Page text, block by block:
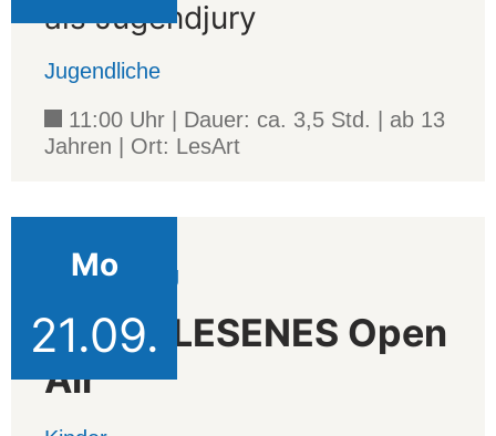
als Jugendjury
Jugendliche
11:00 Uhr | Dauer: ca. 3,5 Std. | ab 13
Jahren | Ort: LesArt
Mo
21.09.
Veranstaltung
AUSERLESENES Open
Air